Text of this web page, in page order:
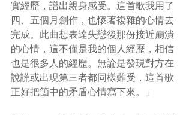
實經歷，譜出親身感受。這首歌我用了
四、五個月創作，也懷著複雜的心情去
完成。此曲想表達失戀後那份接近崩潰
的心情，這不僅是我的個人經歷，相信
也是很多人的經歷。無論是發現對方在
說謊或出現第三者都同樣難受，這首歌
正好把箇中的矛盾心情寫下來。」